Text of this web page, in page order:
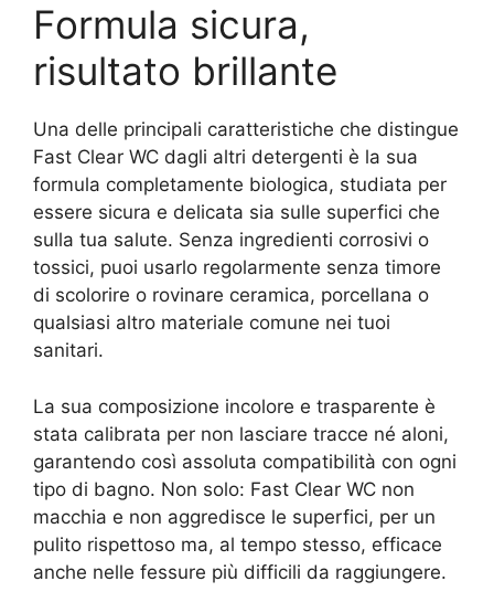
Formula sicura,
risultato brillante
Una delle principali caratteristiche che distingue
Fast Clear WC dagli altri detergenti è la sua
formula completamente biologica, studiata per
essere sicura e delicata sia sulle superfici che
sulla tua salute. Senza ingredienti corrosivi o
tossici, puoi usarlo regolarmente senza timore
di scolorire o rovinare ceramica, porcellana o
qualsiasi altro materiale comune nei tuoi
sanitari.
La sua composizione incolore e trasparente è
stata calibrata per non lasciare tracce né aloni,
garantendo così assoluta compatibilità con ogni
tipo di bagno. Non solo: Fast Clear WC non
macchia e non aggredisce le superfici, per un
pulito rispettoso ma, al tempo stesso, efficace
anche nelle fessure più difficili da raggiungere.